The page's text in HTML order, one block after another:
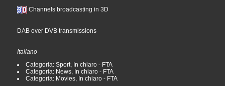
Channels broadcasting in 3D
DAB over DVB transmissions
Italiano
Categoria: Sport, In chiaro - FTA
Categoria: News, In chiaro - FTA
Categoria: Movies, In chiaro - FTA